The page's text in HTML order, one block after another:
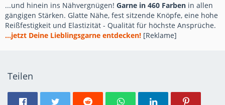
...und hinein ins Nähvergnügen! Garne in 460 Farben in allen
gängigen Stärken. Glatte Nähe, fest sitzende Knöpfe, eine hohe
Reißfestigkeit und Elastizität - Qualität für höchste Ansprüche.
...jetzt Deine Lieblingsgarne entdecken! [Reklame]
Teilen